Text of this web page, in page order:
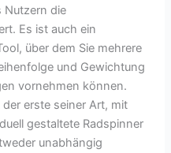
Nutzern die
Es ist auch ein
über dem Sie mehrere
und Gewichtung
vornehmen können.
der erste seiner Art, mit
gestaltete Radspinner
unabhängig